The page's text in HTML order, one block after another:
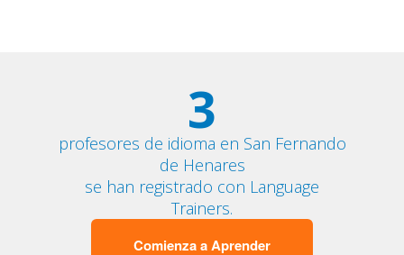
3
profesores de idioma en San Fernando
de Henares
se han registrado con Language
Trainers.
Comienza a Aprender